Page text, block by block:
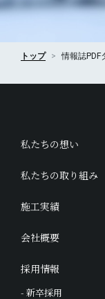
トップ 情報誌PDF
私たちの想い
私たちの取り組み
施工実績
会社概要
採用情報
- 新卒採用